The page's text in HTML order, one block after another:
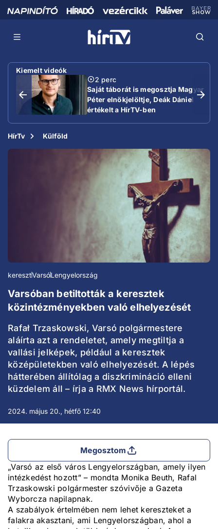
Kiemelt videók
2 perc
Saját táborát is megosztja Magyar
Péter elnökjelöltje, Deák Dániel
értékelt a HírTV-ben
HírTv Külföld
keresztVarsóLengyelország
Varsóban betiltották a keresztek
közintézményekben való elhelyezését
Rafał Trzaskowski, Varsó polgármestere
aláírta azt a rendeletet, amely megtiltja a
vallási jelképek, például a keresztek
középületekben való elhelyezését. A lépés
hátterében állítólag a diszkrimináció elleni
küzdelem áll – írja a RMX News hírportál.
2024. május 20., hétfő 12:40
Megosztom
„Varsó az első város Lengyelországban, amely ilyen
intézkedést hozott” – mondta Monika Beuth, Rafal
Trzaskowski polgármester szóvivője a Gazeta
Wyborcza napilapnak.
A szabályok értelmében nem lehet kereszteket a
falakra akasztani, ami Lengyelországban, ahol a